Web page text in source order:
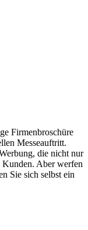
Firmenbroschüre
Messeauftritt.
die nicht nur
Kunden. Aber werfen
Sie sich selbst ein